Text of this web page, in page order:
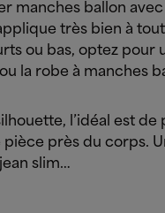
manches ballon
très bien à
ou bas, optez pour
la robe à manches
l’idéal est
pièce près du corps.
slim…